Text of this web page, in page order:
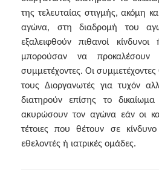
της τελευταίας στιγμής, ακόμη
αγώνα, στη διαδρομή του
εξαλειφθούν πιθανοί
μπορούσαν να προκαλέσουν
συμμετέχοντες. Οι
τους Διοργανωτές για τυχόν
διατηρούν επίσης το
ακυρώσουν τον αγώνα εάν οι
τέτοιες που θέτουν σε
εθελοντές ή ιατρικές ομάδες.